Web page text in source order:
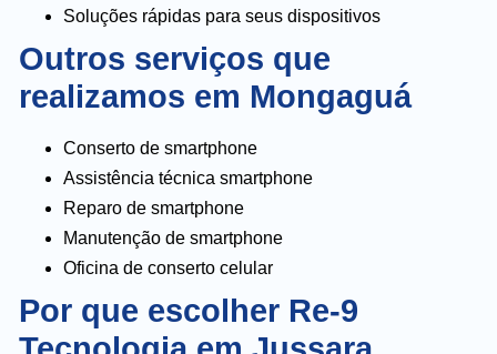
Soluções rápidas para seus dispositivos
Outros serviços que
realizamos em Mongaguá
Conserto de smartphone
Assistência técnica smartphone
Reparo de smartphone
Manutenção de smartphone
Oficina de conserto celular
Por que escolher Re-9